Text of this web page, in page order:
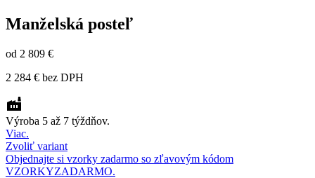
Manželská posteľ
od 2 809 €
2 284 € bez DPH
Výroba 5 až 7 týždňov.
Viac.
Zvoliť variant
Objednajte si vzorky zadarmo so zľavovým kódom
VZORKYZADARMO.